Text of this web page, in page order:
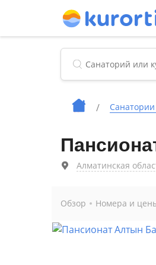
Алматинская
Обзор Номера и